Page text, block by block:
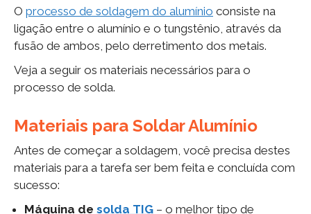
O processo de soldagem do alumínio consiste na
ligação entre o alumínio e o tungstênio, através da
fusão de ambos, pelo derretimento dos metais.
Veja a seguir os materiais necessários para o
processo de solda.
Materiais para Soldar Alumínio
Antes de começar a soldagem, você precisa destes
materiais para a tarefa ser bem feita e concluída com
sucesso:
Máquina de solda TIG – o melhor tipo de